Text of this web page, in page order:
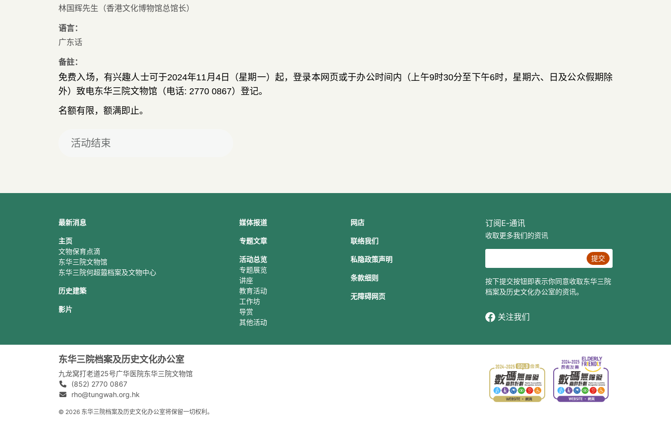
林国辉先生（香港文化博物馆总馆长）
语言：
广东话
备註：
免费入场 ， 有兴趣人士可于2024年11月 4日 （星期一） 起，登录本网页或于办公时间内 （上午9时30分至下午6时， 星期六、
日及公众假期除
外） 致电东华三院文物馆 （ 电话: 2770 0867） 登记。
名额有限 ， 额满即止。
活动结束
最新消息
主页
文物保育点滴
东华三院文物馆
东华三院何超蕸档案及文物中心
历史建築
影片
媒体报道
专题文章
活动总览
专题展览
讲座
教育活动
工作坊
导赏
其他活动
网店
联络我们
私隐政策声明
条款细则
无障碍网页
订阅E‐通讯
收取更多我们的资讯
提交
按下提交按钮即表示你同意收取东华三院
档案及历史文化办公室的资讯。
关注我们
东华三院档案及历史文化办公室
九龙窝打老道25号广华医院东华三院文物馆
(852) 2770 0867
rho@tungwah.org.hk
© 2026 东华三院档案及历史文化办公室将保留一切权利。